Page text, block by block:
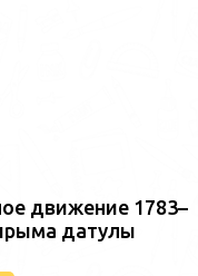
движение 1783–
датулы